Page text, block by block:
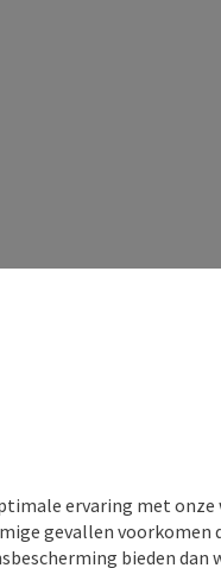
ervaring met
gevallen voorkomen
bieden